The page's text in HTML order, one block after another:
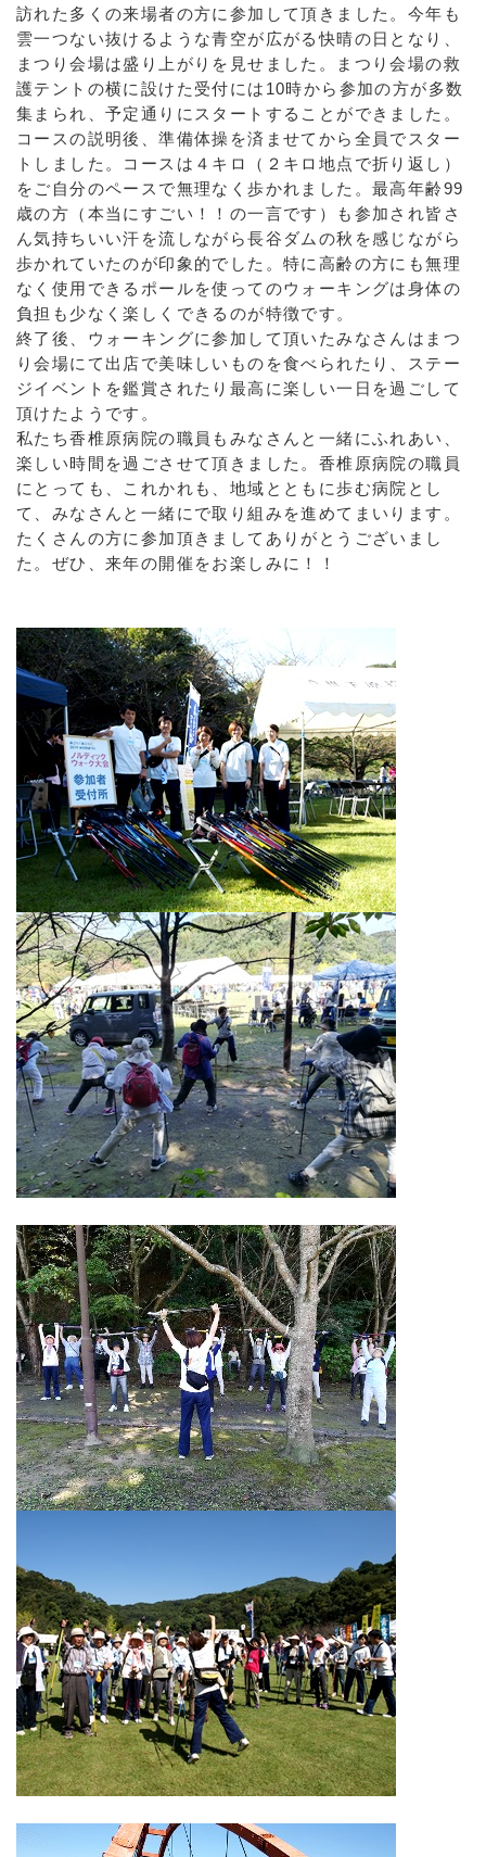
訪れた多くの来場者の方に参加して頂きました。今年も
雲一つない抜けるような青空が広がる快晴の日となり、
まつり会場は盛り上がりを見せました。まつり会場の救
護テントの横に設けた受付には10時から参加の方が多数
集まられ、予定通りにスタートすることができました。
コースの説明後、準備体操を済ませてから全員でスター
トしました。コースは４キロ（２キロ地点で折り返し）
をご自分のペースで無理なく歩かれました。最高年齢99
歳の方（本当にすごい！！の一言です）も参加され皆さ
ん気持ちいい汗を流しながら長谷ダムの秋を感じながら
歩かれていたのが印象的でした。特に高齢の方にも無理
なく使用できるポールを使ってのウォーキングは身体の
負担も少なく楽しくできるのが特徴です。
終了後、ウォーキングに参加して頂いたみなさんはまつ
り会場にて出店で美味しいものを食べられたり、ステー
ジイベントを鑑賞されたり最高に楽しい一日を過ごして
頂けたようです。
私たち香椎原病院の職員もみなさんと一緒にふれあい、
楽しい時間を過ごさせて頂きました。香椎原病院の職員
にとっても、これかれも、地域とともに歩む病院とし
て、みなさんと一緒にで取り組みを進めてまいります。
たくさんの方に参加頂きましてありがとうございまし
た。ぜひ、来年の開催をお楽しみに！！